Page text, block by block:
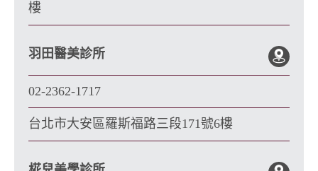
樓
羽田醫美診所
02-2362-1717
台北市大安區羅斯福路三段171號6樓